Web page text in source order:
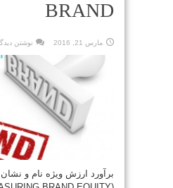
BRAND
مارس 21, 2016 نوشتن
برآورد ارزش ویژه نام و